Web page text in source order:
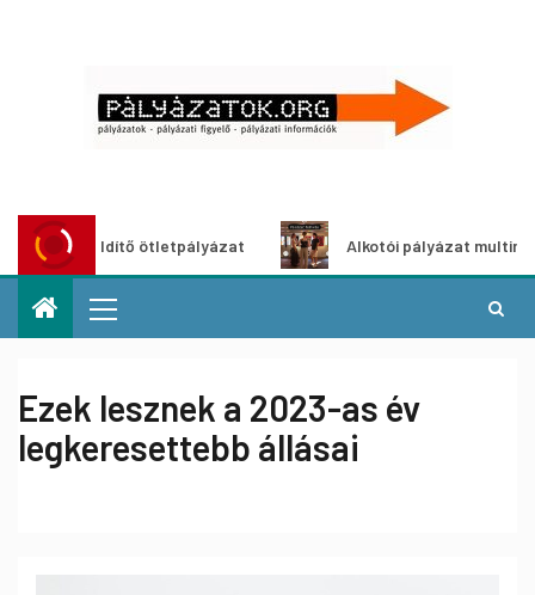
ötletpályázat Alkotói pályázat multimédia-
Ezek lesznek a 2023-as év
legkeresettebb állásai